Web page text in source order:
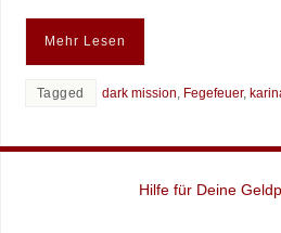
Mehr Lesen
Tagged dark mission, Fegefeuer,
Hilfe für Deine